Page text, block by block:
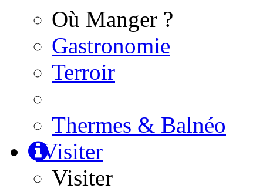
Où Manger ?
Gastronomie
Terroir
Thermes & Balnéo
Visiter
Visiter